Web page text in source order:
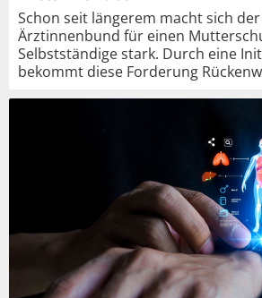
Schon seit längerem macht sich
Ärztinnenbund für einen
Selbstständige stark. Durch eine
bekommt diese Forderung